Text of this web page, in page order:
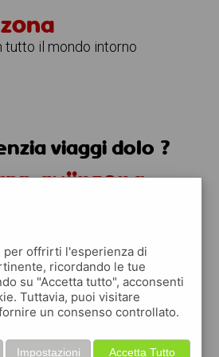
tutto il mondo intorno
viaggi dolo ?
quiinzona
per offrirti l'esperienza di
ricordando le tue
su "Accetta tutto", acconsenti
Tuttavia, puoi visitare
un consenso controllato.
Accetta Tutto
Impostazioni